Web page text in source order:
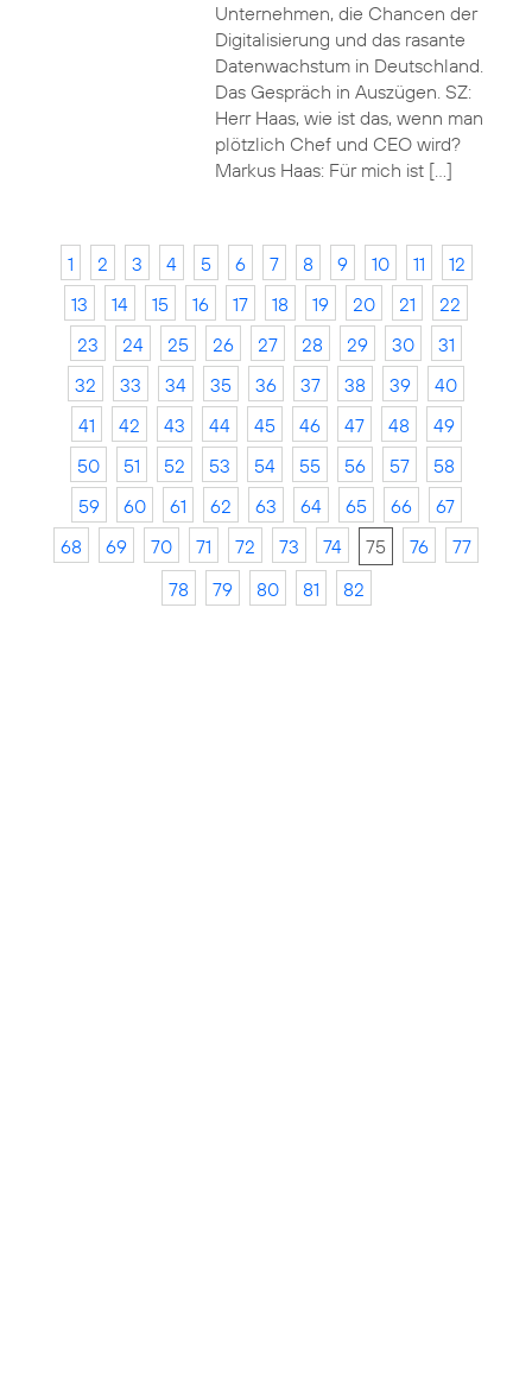
Unternehmen, die Chancen der
Digitalisierung und das rasante
Datenwachstum in Deutschland.
Das Gespräch in Auszügen. SZ:
Herr Haas, wie ist das, wenn man
plötzlich Chef und CEO wird?
Markus Haas: Für mich ist […]
1 2 3 4 5 6 7 8 9 10 11
12
13
14 15 16 17 18 19 20 21
22
23
24 25 26 27 28 29 30
31
32
33 34 35 36 37 38 39
40
41
42 43 44 45 46 47 48
49
50
51 52 53 54 55 56 57
58
59
60 61 62 63 64 65 66
67
68
69 70 71 72 73 74 75 76
77
78
79 80 81 82